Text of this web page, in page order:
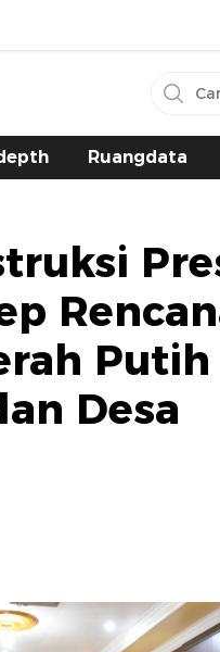
Ruangdata
Desa